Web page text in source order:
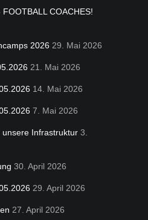
COACHES!
2026 29. Mai 2026
21. Mai 2026
14. Mai 2026
7. Mai 2026
Infrastruktur 3.
30. April 2026
29. April 2026
27. April 2026